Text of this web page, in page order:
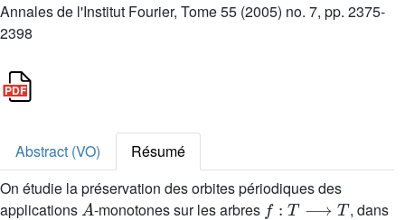
Annales de l'Institut Fourier, Tome 55 (2005) no. 7, pp. 2375-
2398
Abstract (VO)
Résumé
On étudie la préservation des orbites périodiques des
applications
A
-monotones sur les arbres
f:T⟶T
, dans